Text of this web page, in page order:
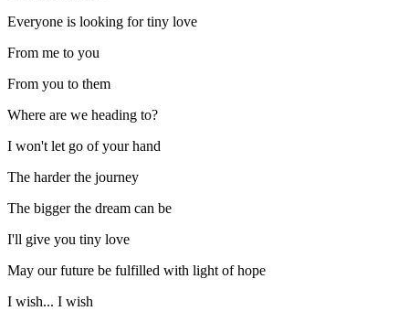
Everyone is looking for tiny love
From me to you
From you to them
Where are we heading to?
I won't let go of your hand
The harder the journey
The bigger the dream can be
I'll give you tiny love
May our future be fulfilled with light of hope
I wish... I wish